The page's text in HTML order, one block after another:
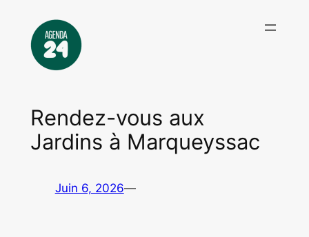
contenu
Rendez-vous aux
Jardins à Marqueyssac
Juin 6, 2026—